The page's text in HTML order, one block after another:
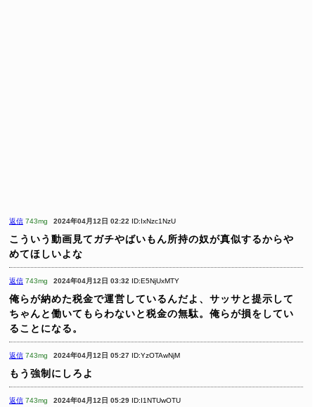
返信 743mg 2024年04月12日 02:22 ID:IxNzc1NzU
こういう動画見てガチやばいもん所持の奴が真似するからや
めてほしいよな
返信 743mg 2024年04月12日 03:32 ID:E5NjUxMTY
俺らが納めた税金で運営しているんだよ、サッサと提示して
ちゃんと働いてもらわないと税金の無駄。俺らが損をしてい
ることになる。
返信 743mg 2024年04月12日 05:27 ID:YzOTAwNjM
もう強制にしろよ
返信 743mg 2024年04月12日 05:29 ID:I1NTUwOTU